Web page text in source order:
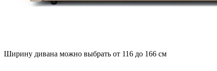
Ширину дивана можно выбрать от 116 до 166 см